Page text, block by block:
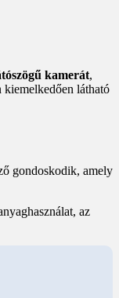
kamerát,
látható
gondoskodik, amely
az